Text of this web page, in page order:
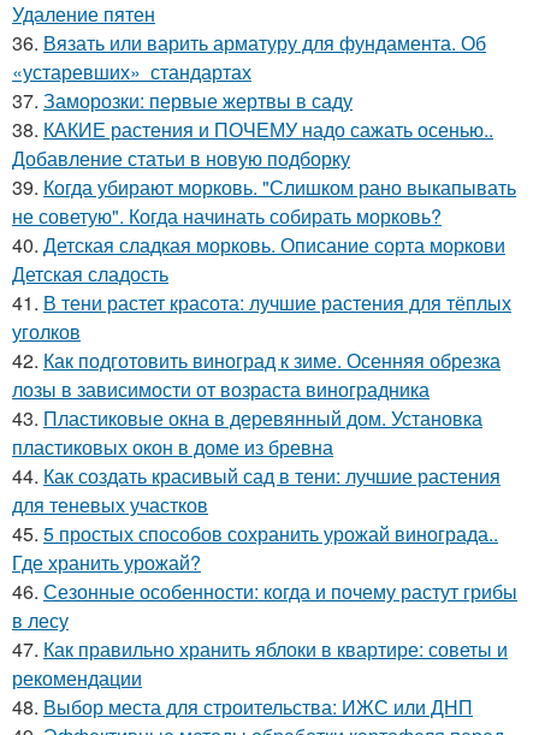
Удаление пятен
36. Вязать или варить арматуру для фундамента. Об
«устаревших» стандартах
37. Заморозки: первые жертвы в саду
38. КАКИЕ растения и ПОЧЕМУ надо сажать осенью..
Добавление статьи в новую подборку
39. Когда убирают морковь. "Слишком рано выкапывать
не советую". Когда начинать собирать морковь?
40. Детская сладкая морковь. Описание сорта моркови
Детская сладость
41. В тени растет красота: лучшие растения для тёплых
уголков
42. Как подготовить виноград к зиме. Осенняя обрезка
лозы в зависимости от возраста виноградника
43. Пластиковые окна в деревянный дом. Установка
пластиковых окон в доме из бревна
44. Как создать красивый сад в тени: лучшие растения
для теневых участков
45. 5 простых способов сохранить урожай винограда..
Где хранить урожай?
46. Сезонные особенности: когда и почему растут грибы
в лесу
47. Как правильно хранить яблоки в квартире: советы и
рекомендации
48. Выбор места для строительства: ИЖС или ДНП